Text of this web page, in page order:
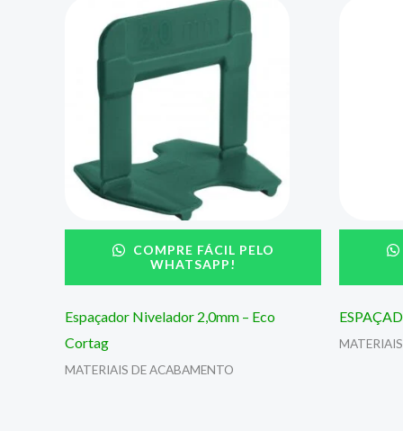
COMPRE FÁCIL PELO
WHATSAPP!
Espaçador Nivelador 2,0mm – Eco
Cortag
MATERIAIS DE ACABAMENTO